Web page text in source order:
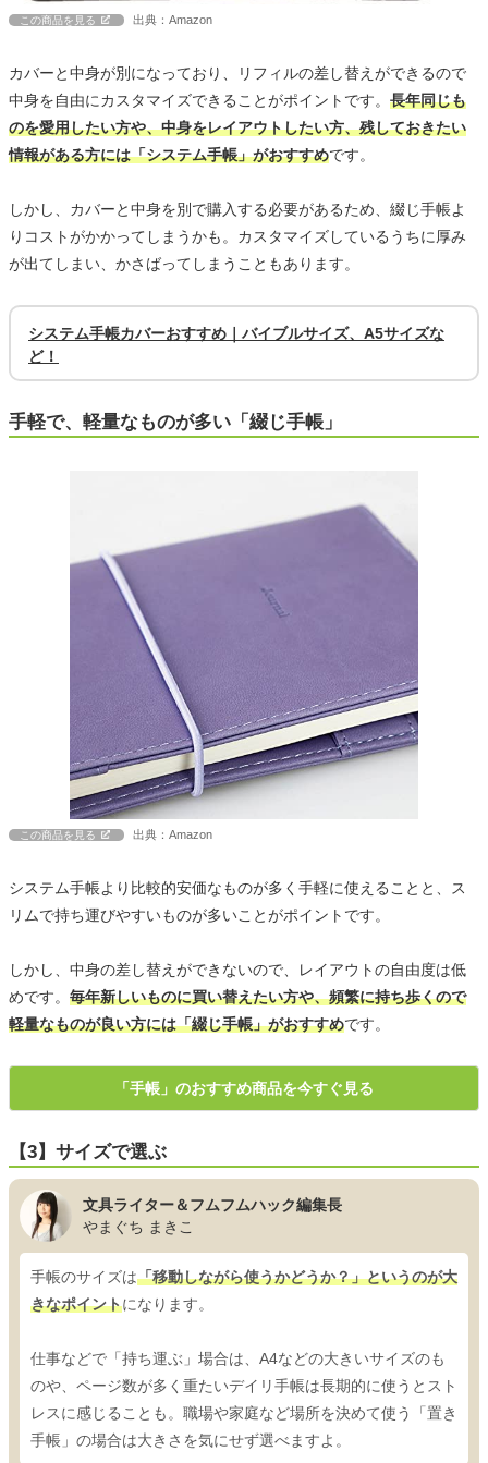
この商品を見る 出典：Amazon
カバーと中身が別になっており、リフィルの差し替えができるので
中身を自由にカスタマイズできることがポイントです。 長年同じも
のを愛用したい方や、中身をレイアウトしたい方、残しておきたい
情報がある方には「システム手帳」がおすすめです。
しかし、カバーと中身を別で購入する必要があるため、綴じ手帳よ
りコストがかかってしまうかも。カスタマイズしているうちに厚み
が出てしまい、かさばってしまうこともあります。
システム手帳カバーおすすめ｜バイブルサイズ、A5サイズな
ど！
手軽で、軽量なものが多い「綴じ手帳」
この商品を見る 出典：Amazon
システム手帳より比較的安価なものが多く手軽に使えることと、ス
リムで持ち運びやすいものが多いことがポイントです。
しかし、中身の差し替えができないので、レイアウトの自由度は低
めです。 毎年新しいものに買い替えたい方や、頻繁に持ち歩くので
軽量なものが良い方には「綴じ手帳」がおすすめです。
「手帳」のおすすめ商品を今すぐ見る
【3】サイズで選ぶ
文具ライター＆フムフムハック編集長
やまぐち まきこ
手帳のサイズは「移動しながら使うかどうか？」というのが大
きなポイントになります。
仕事などで「持ち運ぶ」場合は、A4などの大きいサイズのも
のや、ページ数が多く重たいデイリ手帳は長期的に使うとスト
レスに感じることも。職場や家庭など場所を決めて使う「置き
手帳」の場合は大きさを気にせず選べますよ。